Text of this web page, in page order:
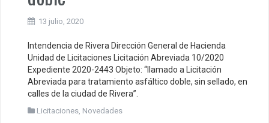
13 julio, 2020
Intendencia de Rivera Dirección General de Hacienda
Unidad de Licitaciones Licitación Abreviada 10/2020
Expediente 2020-2443 Objeto: “llamado a Licitación
Abreviada para tratamiento asfáltico doble, sin sellado, en
calles de la ciudad de Rivera”.
Licitaciones Novedades